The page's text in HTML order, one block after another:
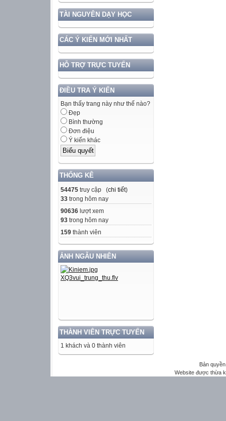
TÀI NGUYÊN DẠY HỌC
CÁC Ý KIẾN MỚI NHẤT
HỖ TRỢ TRỰC TUYẾN
ĐIỀU TRA Ý KIẾN
Bạn thấy trang này như thế nào?
Đẹp
Bình thường
Đơn điệu
Ý kiến khác
THỐNG KÊ
54475 truy cập (chi tiết)
33 trong hôm nay
90636 lượt xem
93 trong hôm nay
159 thành viên
ẢNH NGẪU NHIÊN
THÀNH VIÊN TRỰC TUYẾN
1 khách và 0 thành viên
Bản
Website được thừa